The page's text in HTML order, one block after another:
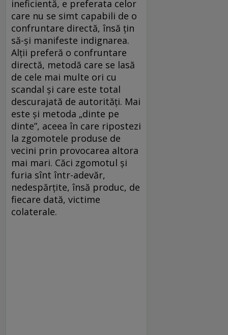
ineficientă, e preferata celor
care nu se simt capabili de o
confruntare directă, însă țin
să-și manifeste indignarea.
Alții preferă o confruntare
directă, metodă care se lasă
de cele mai multe ori cu
scandal și care este total
descurajată de autorități. Mai
este și metoda „dinte pe
dinte”, aceea în care ripostezi
la zgomotele produse de
vecini prin provocarea altora
mai mari. Căci zgomotul și
furia sînt într-adevăr,
nedespărțite, însă produc, de
fiecare dată, victime
colaterale.